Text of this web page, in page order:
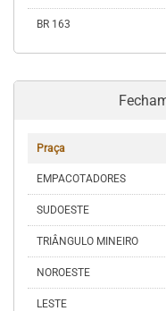
BR 163
Praça
EMPACOTADORES
SUDOESTE
TRIÂNGULO MINEIRO
NOROESTE
LESTE